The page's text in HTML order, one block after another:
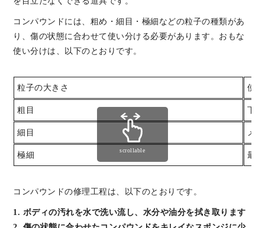
コンパウンドには、粗め・細目・極細などの粒子の種類があ
り、傷の状態に合わせて使い分ける必要があります。おもな
使い分けは、以下のとおりです。
粒子の大きさ 使
粗目 下
細目 メ
極細 最
scrollable
コンパウンドの修理工程は、以下のとおりです。
1. ボディの汚れを水で洗い流し、水分や油分を拭き取ります